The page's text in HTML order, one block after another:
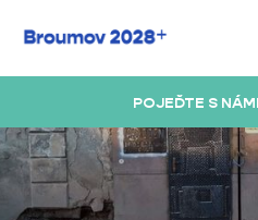
POJEĎTE S